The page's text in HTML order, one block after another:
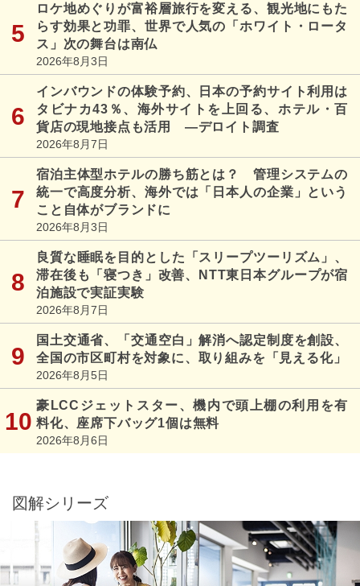
ロケ地めぐりが富裕層旅行を変える、観光地にもた
らす効果と功罪、世界で人気の「ホワイト・ロータ
ス」次の舞台は南仏
2026年8月3日
インバウンドの体験予約、日本の予約サイト利用は
タビナカ43％、海外サイトを上回る、ホテル・百
貨店の現地接点も活用 ―デロイト調査
2026年8月7日
宿泊主体型ホテルの勝ち筋とは？ 管理システムの
統一で高度分析、海外では「日本人の企業」という
こと自体がブランドに
2026年8月3日
良質な睡眠を目的とした「スリープツーリズム」、
滞在後も「寝つき」改善、NTT東日本グループが宿
泊施設で実証実験
2026年8月7日
国土交通省、「交通空白」解消へ認定制度を創設、
全国の市区町村を対象に、取り組みを「見える化」
2026年8月5日
豪LCCジェットスター、機内で頭上棚の利用を有
料化、座席下バッグ1個は無料
2026年8月6日
図解シリーズ